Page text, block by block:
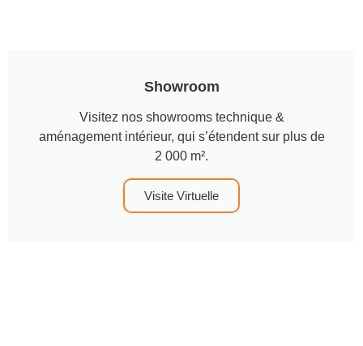
Showroom
Visitez nos showrooms technique &
aménagement intérieur, qui s’étendent sur plus de
2 000 m².
Visite Virtuelle